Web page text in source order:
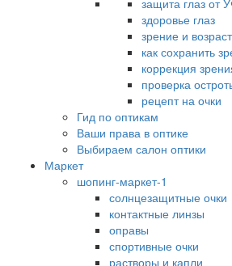
защита глаз от
здоровье глаз
зрение и возраст
как сохранить
коррекция
проверка
рецепт на очки
Гид по оптикам
Ваши права в оптике
Выбираем салон оптики
Маркет
шопинг-маркет-1
солнцезащитные очки
контактные линзы
оправы
спортивные очки
растворы и капли